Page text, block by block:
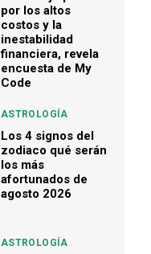
por los altos
costos y la
inestabilidad
financiera, revela
encuesta de My
Code
ASTROLOGÍA
Los 4 signos del
zodiaco qué serán
los más
afortunados de
agosto 2026
ASTROLOGÍA